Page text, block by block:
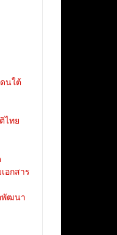
นใต้
ไทย
อกสาร
พัฒนา